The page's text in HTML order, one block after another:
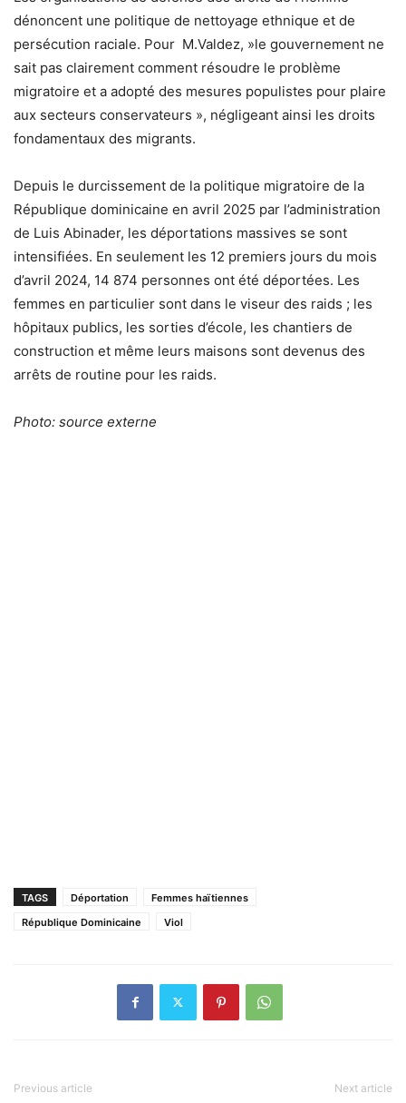
dénoncent une politique de nettoyage ethnique et de
persécution raciale. Pour M.Valdez, »le gouvernement ne
sait pas clairement comment résoudre le problème
migratoire et a adopté des mesures populistes pour plaire
aux secteurs conservateurs », négligeant ainsi les droits
fondamentaux des migrants.
Depuis le durcissement de la politique migratoire de la
République dominicaine en avril 2025 par l’administration
de Luis Abinader, les déportations massives se sont
intensifiées. En seulement les 12 premiers jours du mois
d’avril 2024, 14 874 personnes ont été déportées. Les
femmes en particulier sont dans le viseur des raids ; les
hôpitaux publics, les sorties d’école, les chantiers de
construction et même leurs maisons sont devenus des
arrêts de routine pour les raids.
Photo: source externe
TAGS Déportation
Femmes haïtiennes
République Dominicaine
Viol
Previous article Next article